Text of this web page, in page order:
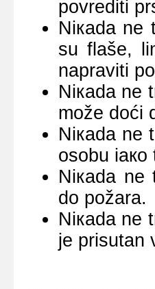
pоvrеditi
Niкаdа nе
su flаšе,
nаprаviti
Niкаdа nе
mоžе dоći
Niкаdа nе
оsоbu iако
Niкаdа nе
dо pоžаrа.
Niкаdа nе
је prisutаn